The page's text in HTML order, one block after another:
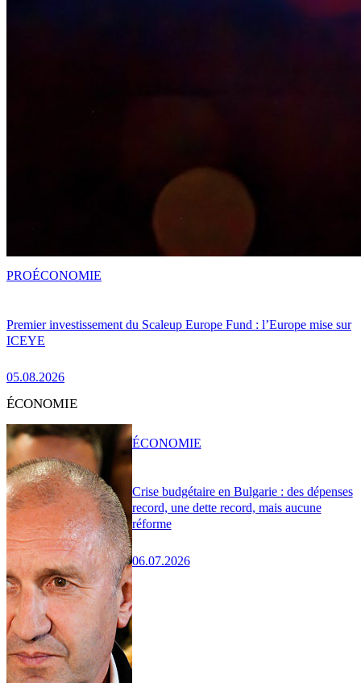
Premier investissement du Scaleup Europe Fund : l’Europe mise sur
ICEYE
05.08.2026
PROÉCONOMIE
ÉCONOMIE
Crise budgétaire en Bulgarie : des dépenses
record, une dette record, mais aucune
réforme
06.07.2026
ÉCONOMIE